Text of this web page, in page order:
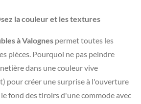
la couleur et les textures
à Valognes permet toutes les
pièces. Pourquoi ne pas peindre
dans une couleur vive
pour créer une surprise à l'ouverture
fond des tiroirs d'une commode avec